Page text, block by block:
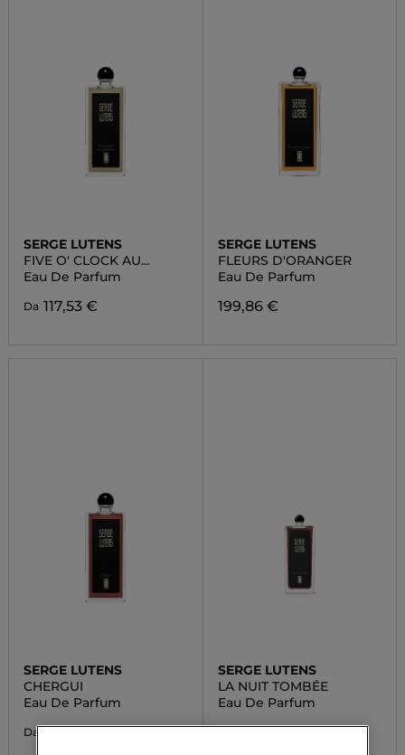
SERGE LUTENS
FIVE O' CLOCK AU
GINGEMBRE
Eau De Parfum
Da 117,53 €
SERGE LUTENS
FLEURS D'ORANGER
Eau De Parfum
199,86 €
SERGE LUTENS
CHERGUI
Eau De Parfum
Da 134,54 €
SERGE LUTENS
LA NUIT TOMBÉE
Eau De Parfum
240,00 €